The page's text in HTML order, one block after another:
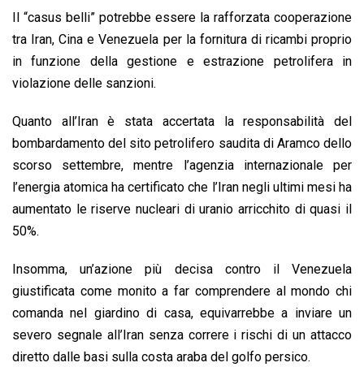
Il “casus belli” potrebbe essere la rafforzata cooperazione
tra Iran, Cina e Venezuela per la fornitura di ricambi proprio
in funzione della gestione e estrazione petrolifera in
violazione delle sanzioni.
Quanto all’Iran è stata accertata la responsabilità del
bombardamento del sito petrolifero saudita di Aramco dello
scorso settembre, mentre l’agenzia internazionale per
l’energia atomica ha certificato che l’Iran negli ultimi mesi ha
aumentato le riserve nucleari di uranio arricchito di quasi il
50%.
Insomma, un’azione più decisa contro il Venezuela
giustificata come monito a far comprendere al mondo chi
comanda nel giardino di casa, equivarrebbe a inviare un
severo segnale all’Iran senza correre i rischi di un attacco
diretto dalle basi sulla costa araba del golfo persico.